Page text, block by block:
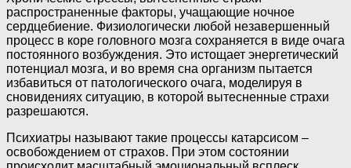
распространенные факторы, учащающие ночное
сердцебиение. Физиологически любой незавершенный
процесс в коре головного мозга сохраняется в виде очага
постоянного возбуждения. Это истощает энергетический
потенциал мозга, и во время сна организм пытается
избавиться от патологического очага, моделируя в
сновидениях ситуацию, в которой вытесненные страхи
разрешаются.
Психиатры называют такие процессы катарсисом –
освобождением от страхов. При этом состоянии